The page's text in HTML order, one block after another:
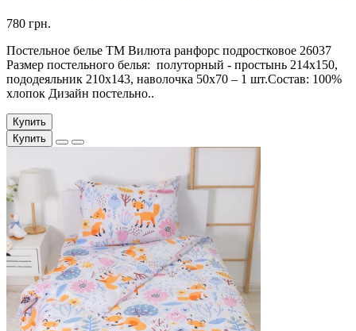
780 грн.
Постельное белье ТМ Вилюта ранфорс подростковое 26037
Размер постельного белья: полуторный - простынь 214х150,
пододеяльник 210х143, наволочка 50х70 – 1 шт. ​Состав: 100%
хлопок Дизайн постельно..
Купить
Купить